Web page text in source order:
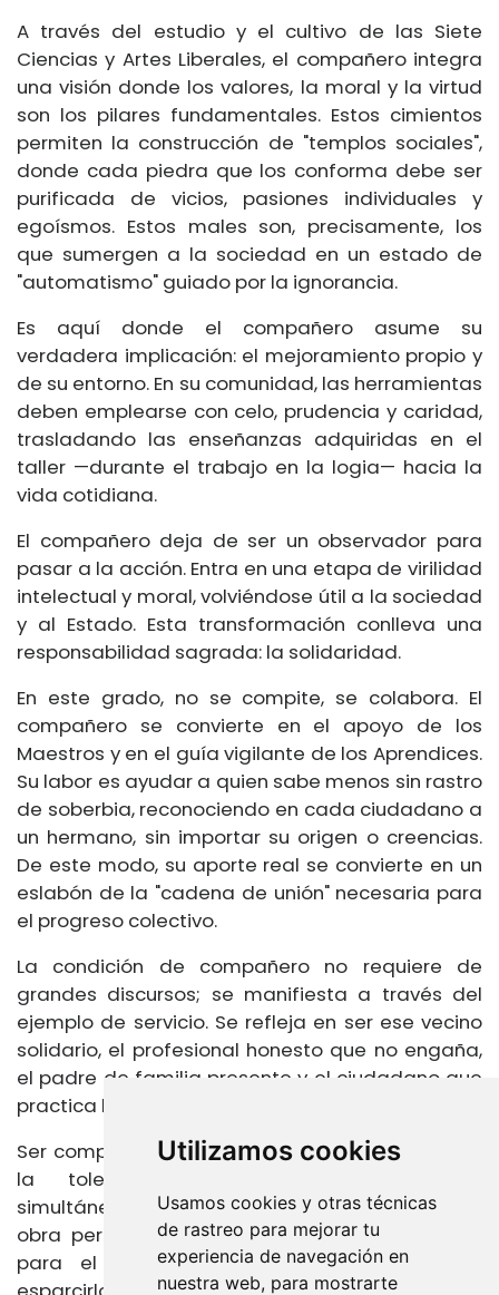
Utilizamos cookies
Usamos cookies y otras técnicas
de rastreo para mejorar tu
experiencia de navegación en
nuestra web, para mostrarte
A través del estudio y el cultivo de las Siete
Ciencias y Artes Liberales, el compañero integra
una visión donde los valores, la moral y la virtud
son los pilares fundamentales. Estos cimientos
permiten la construcción de "templos sociales",
donde cada piedra que los conforma debe ser
purificada de vicios, pasiones individuales y
egoísmos. Estos males son, precisamente, los
que sumergen a la sociedad en un estado de
"automatismo" guiado por la ignorancia.
Es aquí donde el compañero asume su
verdadera implicación: el mejoramiento propio y
de su entorno. En su comunidad, las herramientas
deben emplearse con celo, prudencia y caridad,
trasladando las enseñanzas adquiridas en el
taller —durante el trabajo en la logia— hacia la
vida cotidiana.
El compañero deja de ser un observador para
pasar a la acción. Entra en una etapa de virilidad
intelectual y moral, volviéndose útil a la sociedad
y al Estado. Esta transformación conlleva una
responsabilidad sagrada: la solidaridad.
En este grado, no se compite, se colabora. El
compañero se convierte en el apoyo de los
Maestros y en el guía vigilante de los Aprendices.
Su labor es ayudar a quien sabe menos sin rastro
de soberbia, reconociendo en cada ciudadano a
un hermano, sin importar su origen o creencias.
De este modo, su aporte real se convierte en un
eslabón de la "cadena de unión" necesaria para
el progreso colectivo.
La condición de compañero no requiere de
grandes discursos; se manifiesta a través del
ejemplo de servicio. Se refleja en ser ese vecino
solidario, el profesional honesto que no engaña,
el padre de familia presente y el ciudadano que
practica la bondad y el amor fraternal.
Ser compañero es un recordatorio constante de
la tolerancia y la empatía. Somos,
simultáneamente, arquitectos y obreros de una
obra permanente. Adquirimos conocimiento no
para el atesoramiento personal, sino para